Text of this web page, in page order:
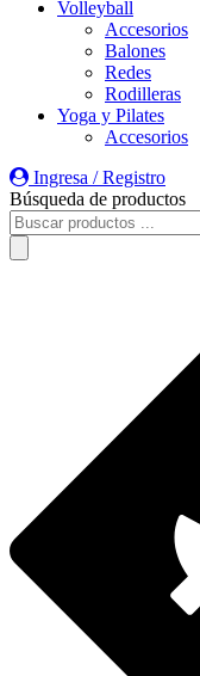
Volleyball
Accesorios
Balones
Redes
Rodilleras
Yoga y Pilates
Accesorios
Ingresa / Registro
Búsqueda de productos